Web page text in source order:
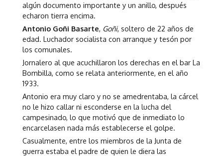
algún documento importante y un anillo, después
echaron tierra encima.
Antonio Goñi Basarte, Goñi, soltero de 22 años de
edad. Luchador socialista con arranque y tesón por
los comunales.
Jornalero al que acuchillaron los derechas en el bar La
Bombilla, como se relata anteriormente, en el año
1933.
Antonio era muy claro y no se amedrentaba, la cárcel
no le hizo callar ni esconderse en la lucha del
campesinado, lo que motivó que de inmediato lo
encarcelasen nada más establecerse el golpe.
Casualmente, entre los miembros de la Junta de
guerra estaba el padre de quien le diera las